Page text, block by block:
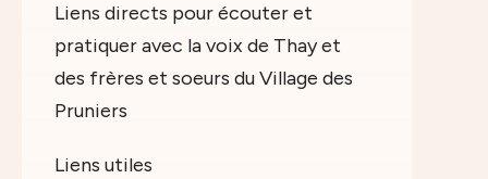
Liens directs pour écouter et
pratiquer avec la voix de Thay et
des frères et soeurs du Village des
Pruniers
Liens utiles